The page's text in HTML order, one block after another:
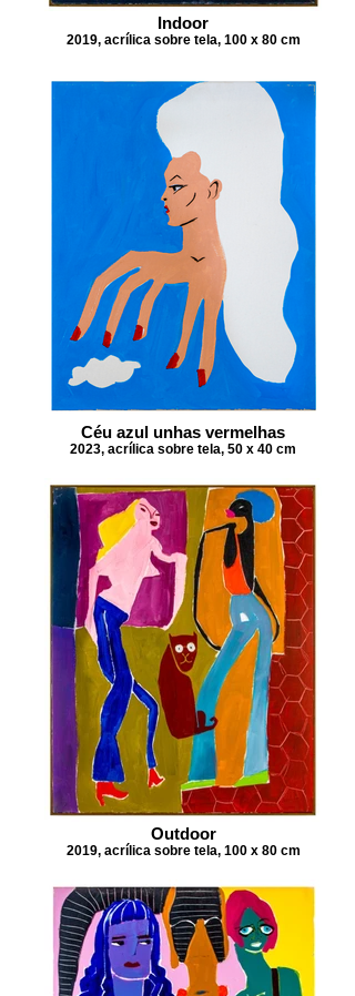
Indoor
2019, acrílica sobre tela, 100 x 80 cm
Céu azul unhas vermelhas
2023, acrílica sobre tela, 50 x 40 cm
Outdoor
2019, acrílica sobre tela, 100 x 80 cm